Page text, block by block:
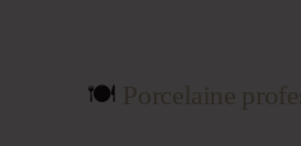
🍽 Porcelaine